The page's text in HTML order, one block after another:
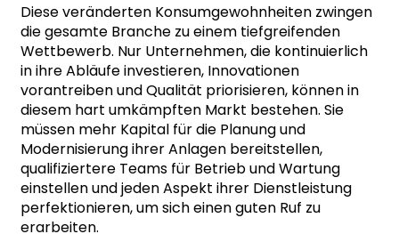
Diese veränderten Konsumgewohnheiten zwingen
die gesamte Branche zu einem tiefgreifenden
Wettbewerb. Nur Unternehmen, die kontinuierlich
in ihre Abläufe investieren, Innovationen
vorantreiben und Qualität priorisieren, können in
diesem hart umkämpften Markt bestehen. Sie
müssen mehr Kapital für die Planung und
Modernisierung ihrer Anlagen bereitstellen,
qualifiziertere Teams für Betrieb und Wartung
einstellen und jeden Aspekt ihrer Dienstleistung
perfektionieren, um sich einen guten Ruf zu
erarbeiten.